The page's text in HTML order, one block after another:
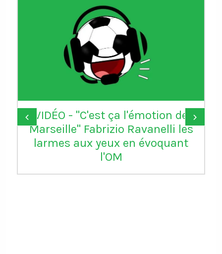
VIDÉO - "C'est ça l'émotion de
Marseille" Fabrizio Ravanelli les
larmes aux yeux en évoquant
l'OM
‹ ›